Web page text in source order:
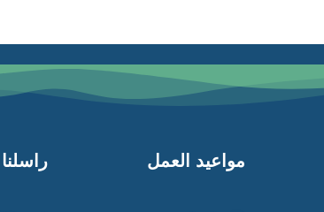
مواعيد العمل راسلنا